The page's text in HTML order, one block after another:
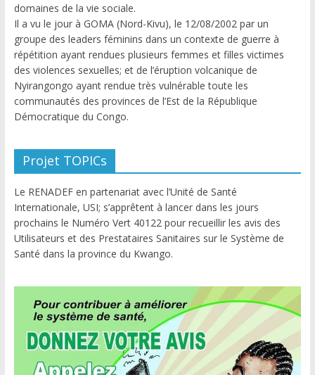
domaines de la vie sociale.
Il a vu le jour à GOMA (Nord-Kivu), le 12/08/2002 par un
groupe des leaders féminins dans un contexte de guerre à
répétition ayant rendues plusieurs femmes et filles victimes
des violences sexuelles; et de l’éruption volcanique de
Nyirangongo ayant rendue très vulnérable toute les
communautés des provinces de l’Est de la République
Démocratique du Congo.
Projet TOPICs
Le RENADEF en partenariat avec l’Unité de Santé
Internationale, USI; s’apprêtent à lancer dans les jours
prochains le Numéro Vert 40122 pour recueillir les avis des
Utilisateurs et des Prestataires Sanitaires sur le Système de
Santé dans la province du Kwango.